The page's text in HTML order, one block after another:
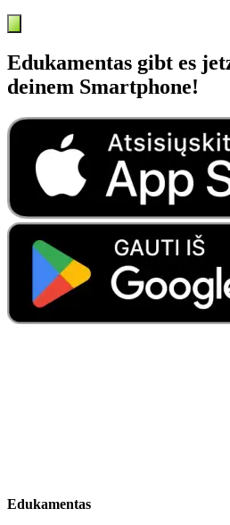
Edukamentas gibt es
deinem Smartphone!
Edukamentas